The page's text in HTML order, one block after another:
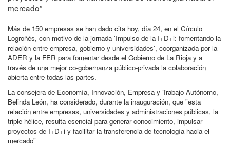
mercado”
Más de 150 empresas se han dado cita hoy, día 24, en el Círculo
Logroñés, con motivo de la jornada 'Impulso de la I+D+i: fomentando la
relación entre empresa, gobierno y universidades', coorganizada por la
ADER y la FER para fomentar desde el Gobierno de La Rioja y a
través de una mejor co-gobernanza público-privada la colaboración
abierta entre todas las partes.
La consejera de Economía, Innovación, Empresa y Trabajo Autónomo,
Belinda León, ha considerado, durante la inauguración, que "esta
relación entre empresas, universidades y administraciones públicas, la
triple hélice, resulta esencial para generar conocimiento, impulsar
proyectos de I+D+i y facilitar la transferencia de tecnología hacia el
mercado"